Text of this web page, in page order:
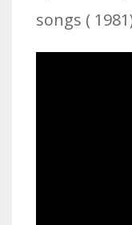
songs (